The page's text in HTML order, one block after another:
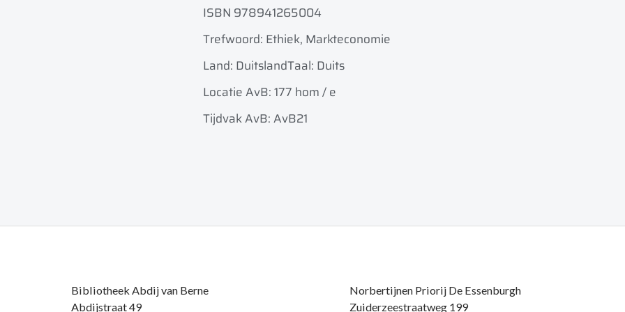
ISBN 978941265004
Trefwoord: Ethiek, Markteconomie
Land: DuitslandTaal: Duits
Locatie AvB: 177 hom / e
Tijdvak AvB: AvB21
Bibliotheek Abdij van Berne
Abdijstraat 49
Norbertijnen Priorij De Essenburgh
Zuiderzeestraatweg 199